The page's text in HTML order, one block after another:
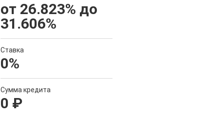
от 26.823% до
31.606%
Ставка
0%
Сумма кредита
0 ₽